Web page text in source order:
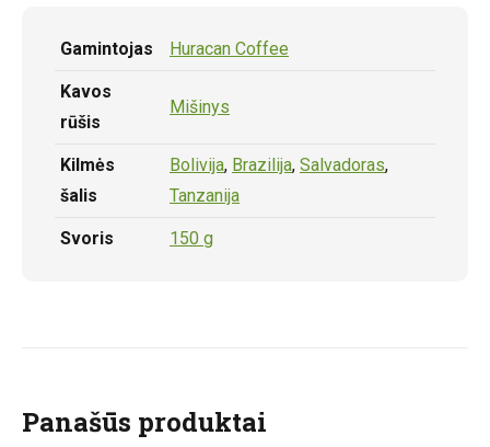
Gamintojas Huracan Coffee
Kavos
rūšis
Mišinys
Kilmės
šalis
Bolivija, Brazilija, Salvadoras,
Tanzanija
Svoris 150 g
Panašūs produktai